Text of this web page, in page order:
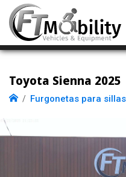
Toyota Sienna 2025
Furgonetas para